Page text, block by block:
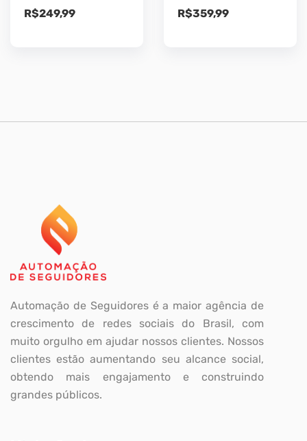
R$249,99 R$359,99
Automação de Seguidores é a maior agência de
crescimento de redes sociais do Brasil, com
muito orgulho em ajudar nossos clientes. Nossos
clientes estão aumentando seu alcance social,
obtendo mais engajamento e construindo
grandes públicos.